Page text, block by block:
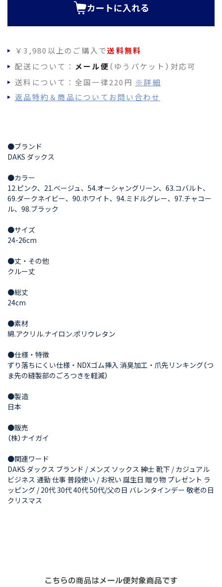
カートに入れる
￥3,980以上のご購入で送料無料
配送について： メール便 （ゆうパケット）対応可
送料について：全国一律220円 ※詳細
返品特約＆商品についてお問い合わせ
●ブランド
DAKS ダックス
●カラー
12.ピンク、21.ベージュ、54.オーシャングリーン、63.コバルト、
69.ダークネイビー、90.ホワイト、94.ミドルグレー、97.チャコー
ル、98.ブラック
●サイズ
24-26cm
●丈・その他
クルー丈
●総丈
24cm
●素材
綿.アクリル.ナイロン.ポリウレタン
●仕様・特徴
ずり落ちにくい仕様・NDXゴム挿入 消臭加工・爪先リンキング（つ
ま先の縫製部のごろつきを軽減）
●製造
日本
●販売
（株）ナイガイ
●関連ワード
DAKS ダックス ブランド / メンズ ソックス 紳士 靴下 / カジュアル
ビジネス 通勤 仕事 普段使い / お祝い 誕生日 贈り物 プレゼント ラ
ッピング / 20代 30代 40代 50代/父の日 バレンタインデー 敬老の日
クリスマス